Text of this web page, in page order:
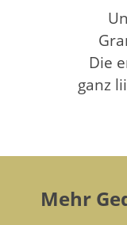
Die
ganz
Mehr